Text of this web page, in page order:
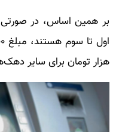
بر همین اساس، در
هزار تومان برای سایر